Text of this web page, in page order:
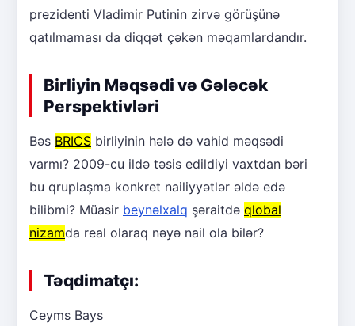
prezidenti Vladimir Putinin zirvə görüşünə
qatılmaması da diqqət çəkən məqamlardandır.
Birliyin Məqsədi və Gələcək
Perspektivləri
Bəs BRICS birliyinin hələ də vahid məqsədi
varmı? 2009-cu ildə təsis edildiyi vaxtdan bəri
bu qruplaşma konkret nailiyyətlər əldə edə
bilibmi? Müasir beynəlxalq şəraitdə qlobal
nizamda real olaraq nəyə nail ola bilər?
Təqdimatçı:
Ceyms Bays